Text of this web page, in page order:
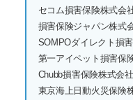
セコム損害保険株式会
損害保険ジャパン株式
SOMPOダイレクト損
第一アイペット損害保
Chubb損害保険株式会社
東京海上日動火災保険